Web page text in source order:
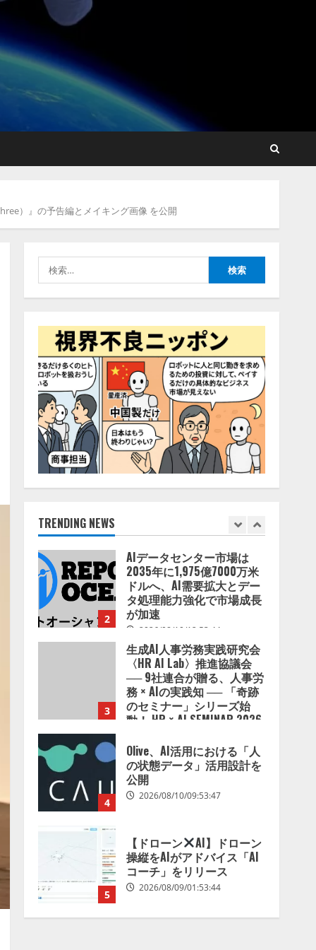
）』の予告編とメイキング画像 を公開
索:
TRENDING NEWS
2
生成AI人事労務実践研究会
〈HR AI Lab〉推進協議会
── 9社連合が贈る、人事労
動！ HR × AI SEMINAR 2026
の状態データ」活用設計を
公開
5
2026/08/09/01:53:44
1
病院向け生成AIサービス
「OPTiM AI ホスピタル」、
病歴要約を自動生成する新
機能を提供開始
2026/08/10/12:53:44
2
AIデータセンター市場は
2026/08/10/12:53:44
3
生成AI人事労務実践研究会
〈HR AI Lab〉推進協議会
── 9社連合が贈る、人事労
務 × AIの実践知 ── 「奇跡
のセミナー」シリーズ始
動！ HR × AI SEMINAR 2026
2026/08/10/10:53:44
4
Olive、AI活用における「人
の状態データ」活用設計を
公開
2026/08/10/09:53:47
5
【ドローン
AI】ドローン
操縦をAIがアドバイス「AI
コーチ」をリリース
2026/08/09/01:53:44
1
病院向け生成AIサービス
「OPTiM AI ホスピタル」、
病歴要約を自動生成する新
機能を提供開始
2026/08/10/12:53:44